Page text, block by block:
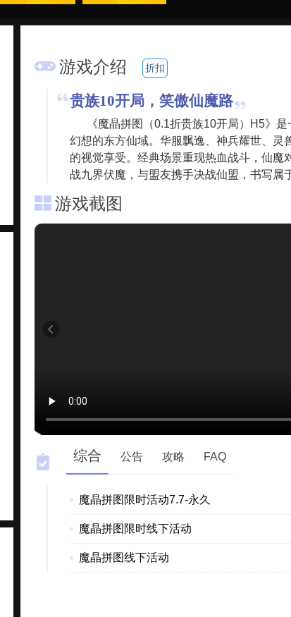
游戏介绍 折扣
贵族10开局，笑傲仙魔路
《魔晶拼图（0.1折贵族10开局）H5》
幻想的东方仙域。华服飘逸、神兵耀世、灵
的视觉享受。经典场景重现热血战斗，仙
战九界伏魔，与盟友携手决战仙盟，书写属
游戏截图
综合 公告 攻略 FAQ
魔晶拼图限时活动7.7-永久
魔晶拼图限时线下活动
魔晶拼图线下活动